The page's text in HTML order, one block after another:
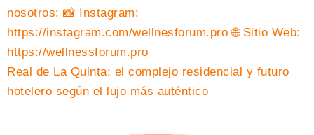
Real de La Quinta: el complejo residencial y futuro
hotelero según el lujo más auténtico